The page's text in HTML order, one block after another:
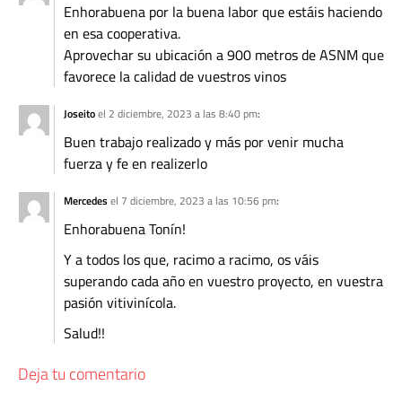
Enhorabuena por la buena labor que estáis haciendo
en esa cooperativa.
Aprovechar su ubicación a 900 metros de ASNM que
favorece la calidad de vuestros vinos
Joseitoel 2 diciembre, 2023 a las 8:40 pm:
Buen trabajo realizado y más por venir mucha
fuerza y fe en realizerlo
Mercedesel 7 diciembre, 2023 a las 10:56 pm:
Enhorabuena Tonín!
Y a todos los que, racimo a racimo, os váis
superando cada año en vuestro proyecto, en vuestra
pasión vitivinícola.
Salud!!
Deja tu comentario